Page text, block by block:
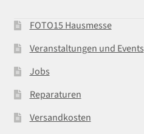
FOTO15 Hausmesse
Veranstaltungen und Events
Jobs
Reparaturen
Versandkosten